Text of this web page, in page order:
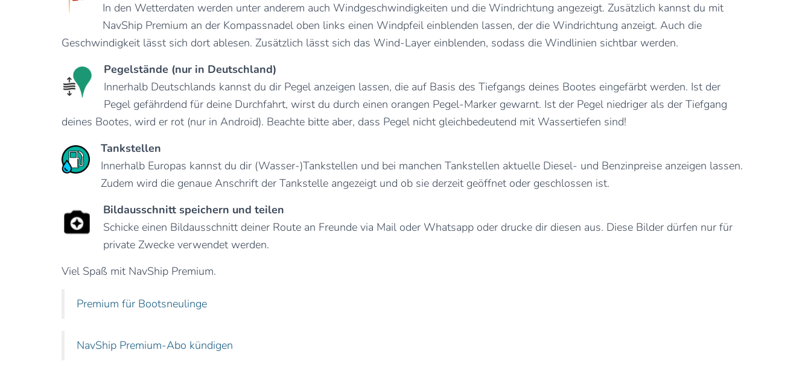
In den Wetterdaten werden unter anderem auch Windgeschwindigkeiten und die Windrichtung angezeigt. Zusätzlich kannst du mit
NavShip Premium an der Kompassnadel oben links einen Windpfeil einblenden lassen, der die Windrichtung anzeigt. Auch die
Geschwindigkeit lässt sich dort ablesen. Zusätzlich lässt sich das Wind-Layer einblenden, sodass die Windlinien sichtbar werden.
Pegelstände (nur in Deutschland)
Innerhalb Deutschlands kannst du dir Pegel anzeigen lassen, die auf Basis des Tiefgangs deines Bootes eingefärbt werden. Ist der
Pegel gefährdend für deine Durchfahrt, wirst du durch einen orangen Pegel-Marker gewarnt. Ist der Pegel niedriger als der Tiefgang
deines Bootes, wird er rot (nur in Android). Beachte bitte aber, dass Pegel nicht gleichbedeutend mit Wassertiefen sind!
Tankstellen
Innerhalb Europas kannst du dir (Wasser-)Tankstellen und bei manchen Tankstellen aktuelle Diesel- und Benzinpreise anzeigen lassen.
Zudem wird die genaue Anschrift der Tankstelle angezeigt und ob sie derzeit geöffnet oder geschlossen ist.
Bildausschnitt speichern und teilen
Schicke einen Bildausschnitt deiner Route an Freunde via Mail oder Whatsapp oder drucke dir diesen aus. Diese Bilder dürfen nur für
private Zwecke verwendet werden.
Viel Spaß mit NavShip Premium.
Premium für Bootsneulinge
NavShip Premium-Abo kündigen